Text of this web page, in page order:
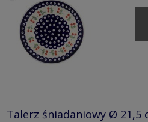
Talerz śniadaniowy Ø 21,5